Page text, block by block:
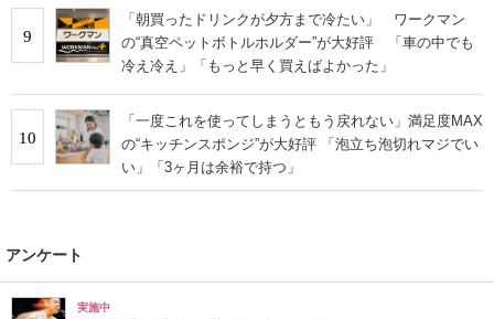
9
「朝買ったドリンクが夕方まで冷たい」 ワークマン
の“真空ペットボトルホルダー”が大好評 「車の中でも
冷え冷え」「もっと早く買えばよかった」
10
「一度これを使ってしまうともう戻れない」満足度MAX
の“キッチンスポンジ”が大好評 「泡立ち泡切れマジでい
い」「3ヶ月は余裕で持つ」
アンケート
実施中